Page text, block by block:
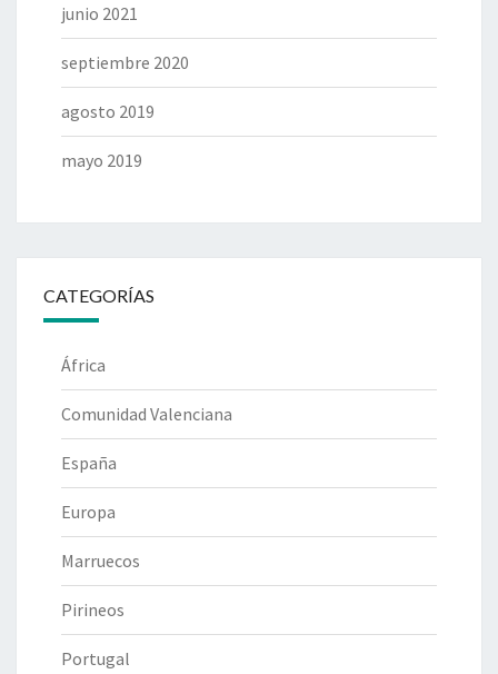
junio 2021
septiembre 2020
agosto 2019
mayo 2019
CATEGORÍAS
África
Comunidad Valenciana
España
Europa
Marruecos
Pirineos
Portugal